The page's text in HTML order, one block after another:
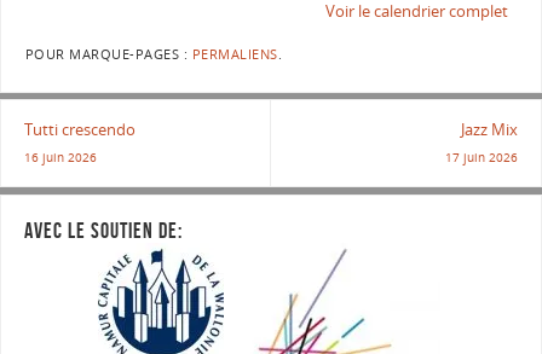
Voir le calendrier complet
POUR MARQUE-PAGES : PERMALIENS.
Tutti crescendo
16 juin 2026
Jazz Mix
17 juin 2026
AVEC LE SOUTIEN DE: